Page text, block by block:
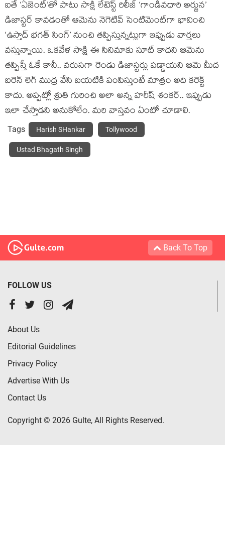
ఐతే ‘ఏజెంట్’తో పాటు సాక్షి లేటెస్ట్ రిలీజ్ ‘గాండీవధారి అర్జున’
డిజాస్టర్ కావడంతో ఆమెను నెగెటివ్ సెంటిమెంట్‌గా భావించి
‘ఉస్తాద్ భగత్ సింగ్’ నుంచి తప్పిస్తున్నట్లుగా ఇప్పుడు వార్తలు
వస్తున్నాయి. ఒకవేళ సాక్షి ఈ సినిమాకు సూట్ కాదని ఆమెను
తప్పిస్తే ఓకే కానీ.. వరుసగా రెండు డిజాస్టర్లు పడ్డాయని ఆమె మీద
ఐరెన్ లెగ్ ముద్ర వేసి బయటికి పంపిస్తుంటే మాత్రం అది కరెక్ట్
కాదు. అప్పట్లో శ్రుతి గురించి అలా అన్న హరీష్ శంకర్.. ఇప్పుడు
ఇలా చేస్తాడని అనుకోలేం. మరి వాస్తవం ఏంటో చూడాలి.
Tags Harish SHankar Tollywood
Ustad Bhagath Singh
Back To Top
FOLLOW US
About Us
Editorial Guidelines
Privacy Policy
Advertise With Us
Contact Us
Copyright © 2026 Gulte, All Rights Reserved.